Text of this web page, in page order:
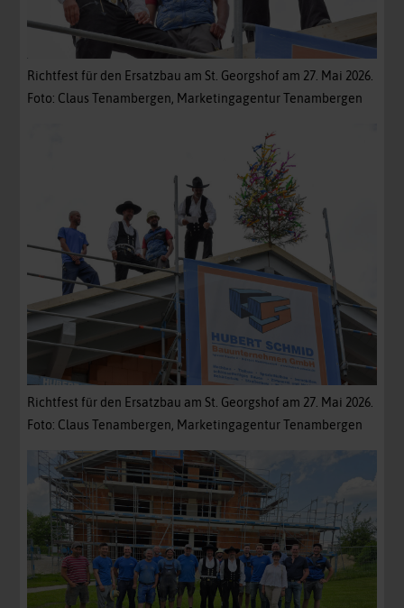
Richtfest für den Ersatzbau am St. Georgshof am 27. Mai 2026.
Foto: Claus Tenambergen, Marketingagentur Tenambergen
Richtfest für den Ersatzbau am St. Georgshof am 27. Mai 2026.
Foto: Claus Tenambergen, Marketingagentur Tenambergen